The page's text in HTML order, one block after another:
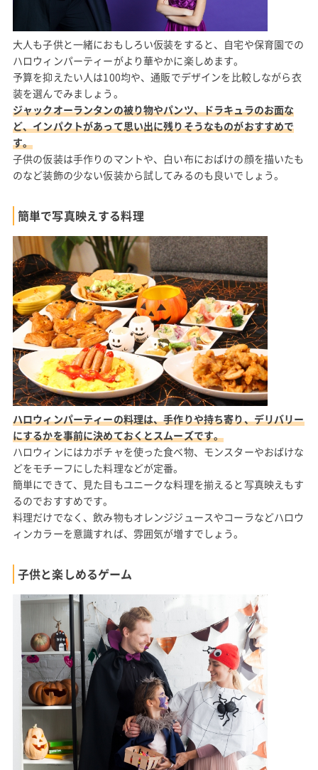
大人も子供と一緒におもしろい仮装をすると、自宅や保育園での
ハロウィンパーティーがより華やかに楽しめます。
予算を抑えたい人は100均や、通販でデザインを比較しながら衣
装を選んでみましょう。
ジャックオーランタンの被り物やパンツ、ドラキュラのお面な
ど、インパクトがあって思い出に残りそうなものがおすすめで
す。
子供の仮装は手作りのマントや、白い布におばけの顔を描いたも
のなど装飾の少ない仮装から試してみるのも良いでしょう。
簡単で写真映えする料理
ハロウィンパーティーの料理は、手作りや持ち寄り、デリバリー
にするかを事前に決めておくとスムーズです。
ハロウィンにはカボチャを使った食べ物、モンスターやおばけな
どをモチーフにした料理などが定番。
簡単にできて、見た目もユニークな料理を揃えると写真映えもす
るのでおすすめです。
料理だけでなく、飲み物もオレンジジュースやコーラなどハロウ
ィンカラーを意識すれば、雰囲気が増すでしょう。
子供と楽しめるゲーム